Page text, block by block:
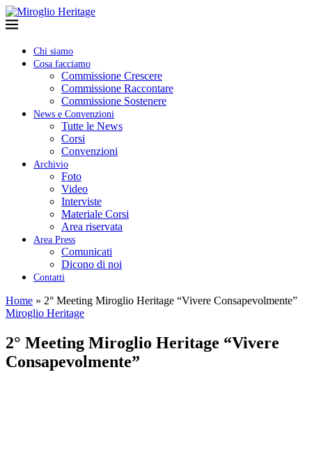
Chi siamo
Cosa facciamo
Commissione Crescere
Commissione Raccontare
Commissione Sostenere
News e Convenzioni
Tutte le News
Corsi
Convenzioni
Archivio
Foto
Video
Interviste
Materiale Corsi
Area riservata
Area Press
Comunicati
Dicono di noi
Contatti
Home » 2° Meeting Miroglio Heritage “Vivere Consapevolmente”
Miroglio Heritage
2° Meeting Miroglio Heritage “Vivere
Consapevolmente”